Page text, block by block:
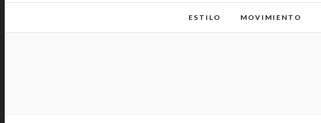
ESTILO MOVIMIENTO